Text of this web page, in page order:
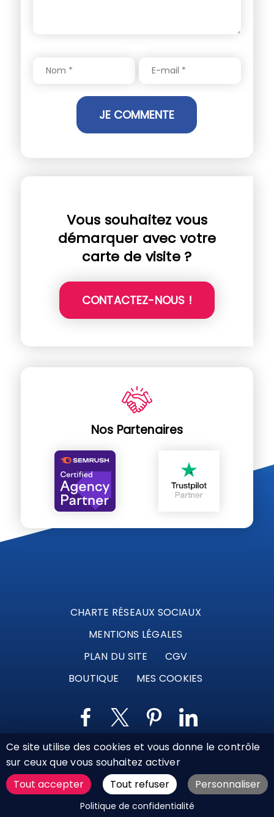
Vous souhaitez vous
démarquer avec votre
carte de visite ?
CONTACTEZ-NOUS !
DEMANDER UN DEVIS
Nos Partenaires
CHARTE RÉSEAUX SOCIAUX
MENTIONS LÉGALES
PLAN DU SITE
CGV
BOUTIQUE
MES COOKIES
Marque déposée © Agence Web Attichy, Compiègne,
Soissons, Noyon, Oise | 2011 / 2026
Ce site utilise des cookies et vous donne le contrôle
sur ceux que vous souhaitez activer
Tout accepter
Tout refuser Personnaliser
Politique de confidentialité